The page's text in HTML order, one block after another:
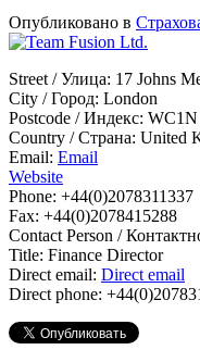
Опубликовано в
Street / Улица: 17 Johns
City / Город: London
Postcode / Индекс: WC1N
Country / Страна: United
Email: Email
Website
Phone: +44(0)2078311337
Fax: +44(0)2078415288
Contact Person /
Title: Finance Director
Direct email: Direct email
Direct phone: